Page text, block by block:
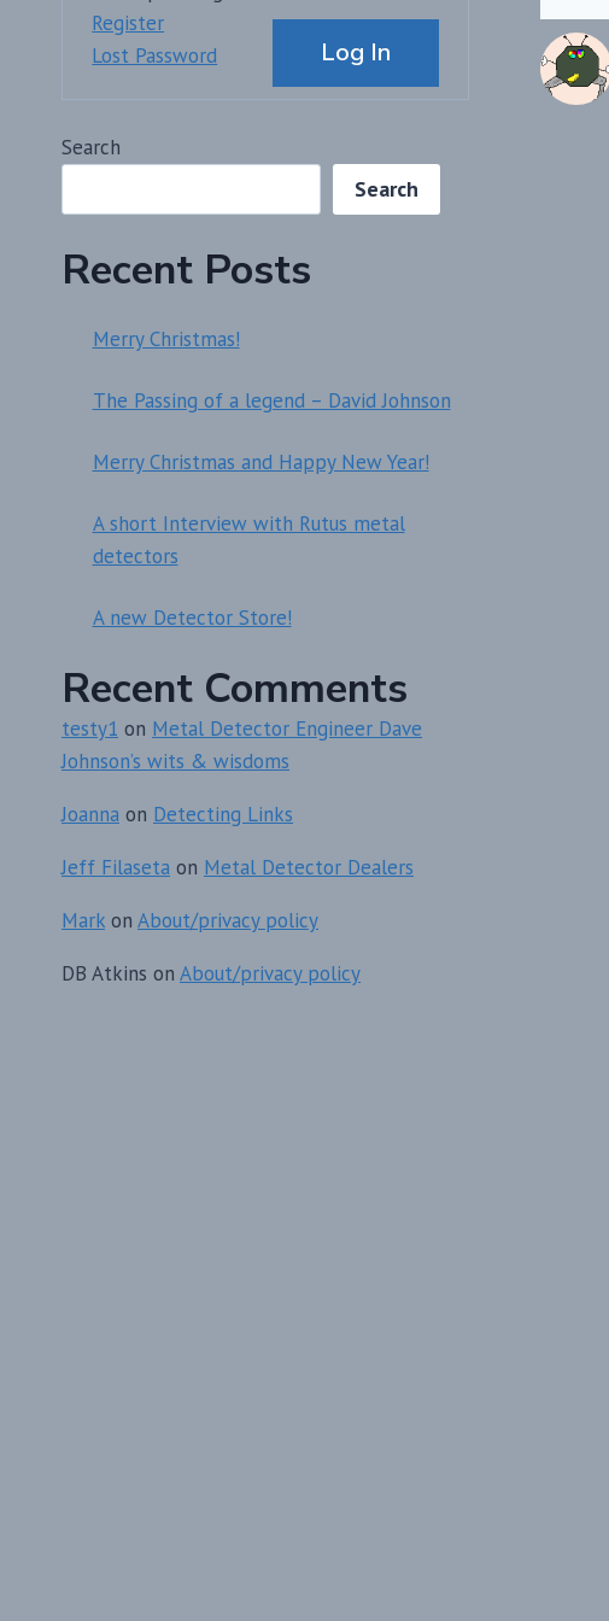
Alternative:
Log In
Register
Lost Password
Search
Search
Recent Posts
Merry Christmas!
The Passing of a legend – David Johnson
Merry Christmas and Happy New Year!
A short Interview with Rutus metal
detectors
A new Detector Store!
Recent Comments
testy1 on Metal Detector Engineer Dave
Johnson’s wits & wisdoms
Joanna on Detecting Links
Jeff Filaseta on Metal Detector Dealers
Mark on About/privacy policy
DB Atkins on About/privacy policy